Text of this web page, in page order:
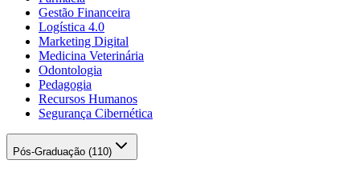
Gestão Financeira
Logística 4.0
Marketing Digital
Medicina Veterinária
Odontologia
Pedagogia
Recursos Humanos
Segurança Cibernética
Pós-Graduação (110)